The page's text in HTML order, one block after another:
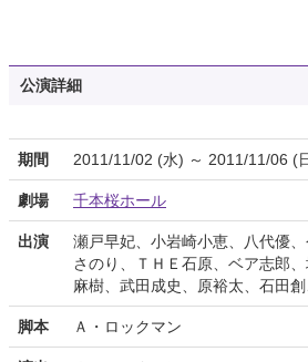
公演詳細
期間 2011/11/02 (水) ～ 2011/11/06 (
劇場 千本桜ホール
出演
瀬戸早妃、小岩崎小恵、八代優
さのり、ＴＨＥ石原、ベア志郎
麻樹、武田成史、原裕太、石田
脚本 Ａ・ロックマン